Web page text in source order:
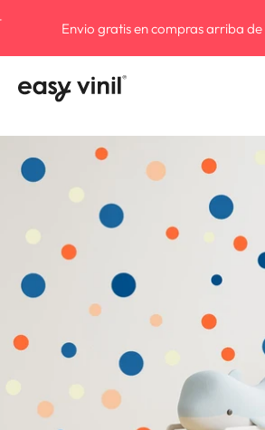
Envio gratis en compras arriba de $549